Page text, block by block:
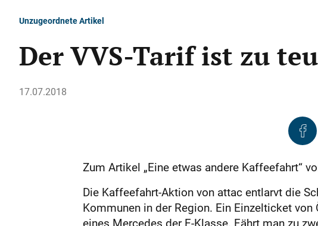
Unzugeordnete Artikel
Der VVS-Tarif ist zu
17.07.2018
Zum Artikel „Eine etwas andere Kaffeefahrt“
Die Kaffeefahrt-Aktion von attac entlarvt die
Kommunen in der Region. Ein Einzelticket